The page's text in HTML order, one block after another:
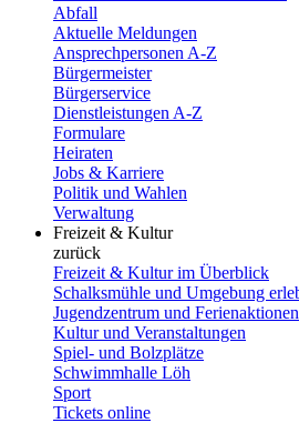
Abfall
Aktuelle Meldungen
Ansprechpersonen A-Z
Bürgermeister
Bürgerservice
Dienstleistungen A-Z
Formulare
Heiraten
Jobs & Karriere
Politik und Wahlen
Verwaltung
Freizeit & Kultur
zurück
Freizeit & Kultur im Überblick
Schalksmühle und Umgebung
Jugendzentrum und Ferienaktionen
Kultur und Veranstaltungen
Spiel- und Bolzplätze
Schwimmhalle Löh
Sport
Tickets online